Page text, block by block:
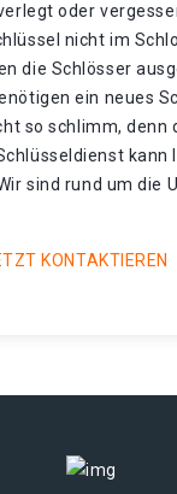
oder
nicht im
die Schlösser
ein neues
so schlimm, denn
kann
sind rund um die
KONTAKTIEREN